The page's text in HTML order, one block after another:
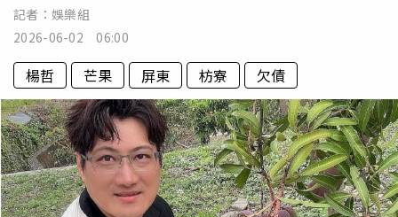
記者： 娛樂組
2026-06-02 06:00
楊哲 芒果 屏東 枋寮 欠債